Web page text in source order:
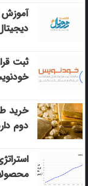
آموزش
دیجیتال
ثبت
خرید
دوم